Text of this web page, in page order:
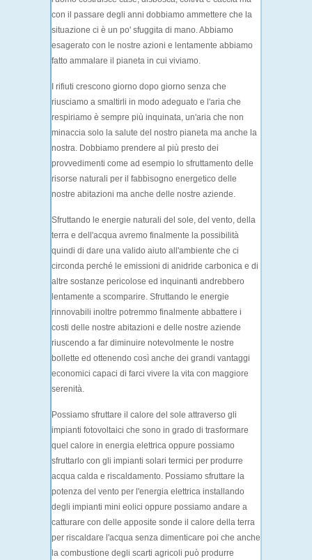
con il passare degli anni dobbiamo ammettere che la
situazione ci è un po' sfuggita di mano. Abbiamo
esagerato con le nostre azioni e lentamente abbiamo
fatto ammalare il pianeta in cui viviamo.
I rifiuti crescono giorno dopo giorno senza che
riusciamo a smaltirli in modo adeguato e l'aria che
respiriamo è sempre più inquinata, un'aria che non
minaccia solo la salute del nostro pianeta ma anche la
nostra. Dobbiamo prendere al più presto dei
provvedimenti come ad esempio lo sfruttamento delle
risorse naturali per il fabbisogno energetico delle
nostre abitazioni ma anche delle nostre aziende.
Sfruttando le energie naturali del sole, del vento, della
terra e dell'acqua avremo finalmente la possibilità
quindi di dare una valido aiuto all'ambiente che ci
circonda perché le emissioni di anidride carbonica e di
altre sostanze pericolose ed inquinanti andrebbero
lentamente a scomparire. Sfruttando le energie
rinnovabili inoltre potremmo finalmente abbattere i
costi delle nostre abitazioni e delle nostre aziende
riuscendo a far diminuire notevolmente le nostre
bollette ed ottenendo così anche dei grandi vantaggi
economici capaci di farci vivere la vita con maggiore
serenità.
Possiamo sfruttare il calore del sole attraverso gli
impianti fotovoltaici che sono in grado di trasformare
quel calore in energia elettrica oppure possiamo
sfruttarlo con gli impianti solari termici per produrre
acqua calda e riscaldamento. Possiamo sfruttare la
potenza del vento per l'energia elettrica installando
degli impianti mini eolici oppure possiamo andare a
catturare con delle apposite sonde il calore della terra
per riscaldare l'acqua senza dimenticare poi che anche
la combustione degli scarti agricoli può produrre